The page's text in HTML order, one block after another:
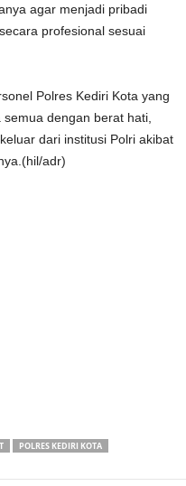
agar menjadi pribadi
profesional sesuai
Polres Kediri Kota yang
dengan berat hati,
dari institusi Polri akibat
adr)
POLRES KEDIRI KOTA